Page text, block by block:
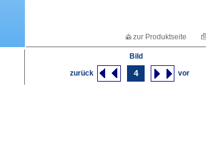
zur Produktseite
Bild
zurück
4 vor